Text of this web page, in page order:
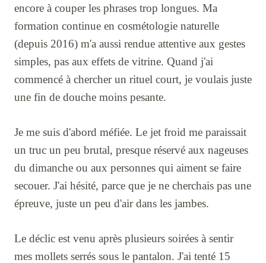
encore à couper les phrases trop longues. Ma
formation continue en cosmétologie naturelle
(depuis 2016) m'a aussi rendue attentive aux gestes
simples, pas aux effets de vitrine. Quand j'ai
commencé à chercher un rituel court, je voulais juste
une fin de douche moins pesante.
Je me suis d'abord méfiée. Le jet froid me paraissait
un truc un peu brutal, presque réservé aux nageuses
du dimanche ou aux personnes qui aiment se faire
secouer. J'ai hésité, parce que je ne cherchais pas une
épreuve, juste un peu d'air dans les jambes.
Le déclic est venu après plusieurs soirées à sentir
mes mollets serrés sous le pantalon. J'ai tenté 15